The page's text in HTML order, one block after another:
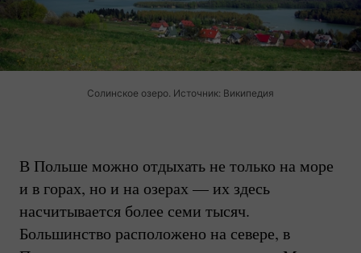
Солинское озеро. Источник: Википедия
В Польше можно отдыхать не только на море
и в горах, но и на озерах — их здесь
насчитывается более семи тысяч.
Большинство расположено на севере, в